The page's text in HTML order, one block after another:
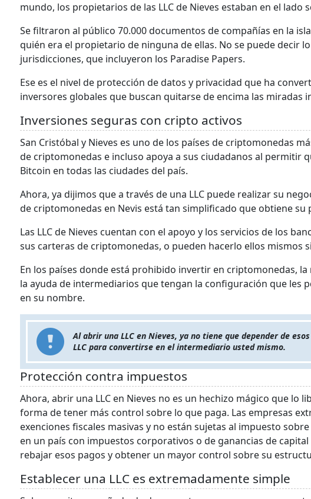
mundo, los propietarios de las LLC de Nieves estaban en el lado
Se filtraron al público 70.000 documentos de compañías en la
quién era el propietario de ninguna de ellas. No se puede decir
jurisdicciones, que incluyeron los Paradise Papers.
Ese es el nivel de protección de datos y privacidad que ha
inversores globales que buscan quitarse de encima las miradas
Inversiones seguras con cripto activos
San Cristóbal y Nieves es uno de los países de criptomonedas
de criptomonedas e incluso apoya a sus ciudadanos al permitir
Bitcoin en todas las ciudades del país.
Ahora, ya dijimos que a través de una LLC puede realizar su
de criptomonedas en Nevis está tan simplificado que obtiene su
Las LLC de Nieves cuentan con el apoyo y los servicios de los
sus carteras de criptomonedas, o pueden hacerlo ellos mismos
En los países donde está prohibido invertir en criptomonedas,
la ayuda de intermediarios que tengan la configuración que les
en su nombre.
Al abrir una LLC en Nieves, ya no tiene que depender de
LLC para convertirse en el intermediario usted mismo.
Protección contra impuestos
Ahora, abrir una LLC en Nieves no es un hechizo mágico que lo
forma de tener más control sobre lo que paga. Las empresas
exenciones fiscales masivas y no están sujetas al impuesto
en un país con impuestos corporativos o de ganancias de capital
rebajar esos pagos y obtener un mayor control sobre su
Establecer una LLC es extremadamente simple